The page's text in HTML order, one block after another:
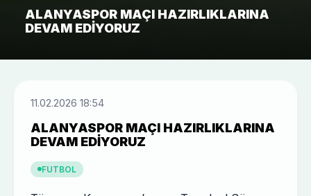
ALANYASPOR MAÇI HAZIRLIKLARINA
DEVAM EDIYORUZ
11.02.2026 18:54
ALANYASPOR MAÇI HAZIRLIKLARINA
DEVAM EDIYORUZ
FUTBOL